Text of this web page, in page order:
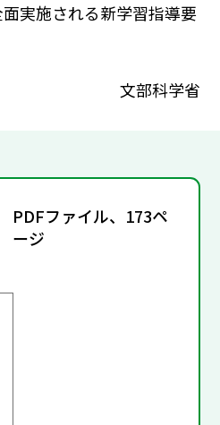
実施される新学習指導要
文部科学省
PDFファイル、173ペ
ージ